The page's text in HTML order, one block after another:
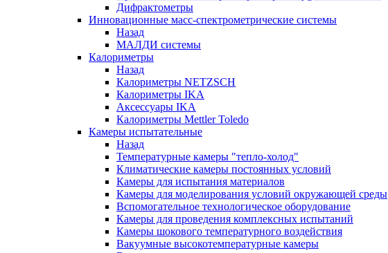
Дифрактометры
Инновационные масс-спектрометрические системы
Назад
МАЛДИ системы
Калориметры
Назад
Калориметры NETZSCH
Калориметры IKA
Аксессуары IKA
Калориметры Mettler Toledo
Камеры испытательные
Назад
Температурные камеры "тепло-холод"
Климатические камеры постоянных условий
Камеры для испытания материалов
Камеры для моделирования условий окружающей среды
Вспомогательное технологическое оборудование
Камеры для проведения комплексных испытаний
Камеры шокового температурного воздействия
Вакуумные высокотемпературные камеры